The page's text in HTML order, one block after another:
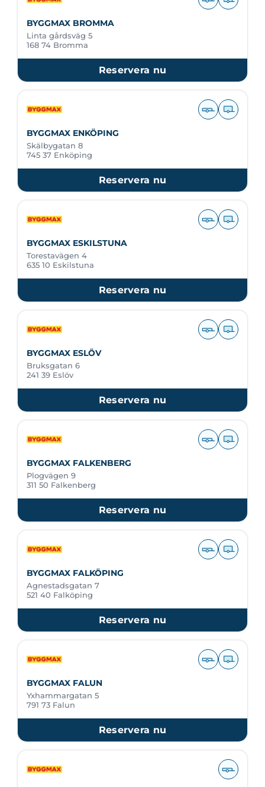
BYGGMAX BROMMA
Linta gårdsväg 5
168 74 Bromma
Reservera nu
BYGGMAX ENKÖPING
Skälbygatan 8
745 37 Enköping
Reservera nu
BYGGMAX ESKILSTUNA
Torestavägen 4
635 10 Eskilstuna
Reservera nu
BYGGMAX ESLÖV
Bruksgatan 6
241 39 Eslöv
Reservera nu
BYGGMAX FALKENBERG
Plogvägen 9
311 50 Falkenberg
Reservera nu
BYGGMAX FALKÖPING
Agnestadsgatan 7
521 40 Falköping
Reservera nu
BYGGMAX FALUN
Yxhammargatan 5
791 73 Falun
Reservera nu